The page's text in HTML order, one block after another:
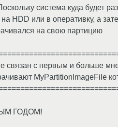
система куда будет
HDD или в оперативку, а
на свою партицию
связан с первым и больше
MyPartitionImageFile
ГОДОМ!